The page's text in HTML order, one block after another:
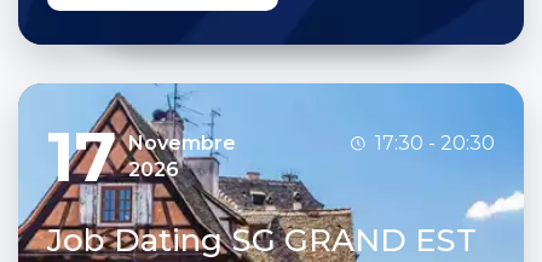
17 Novembre
2026
17:30 - 20:30
Job Dating SG GRAND EST